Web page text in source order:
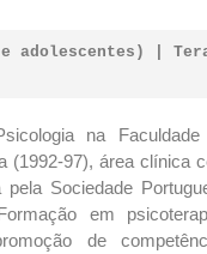
adolescentes) |
na
(1992-97), área clínica
Sociedade
em
de